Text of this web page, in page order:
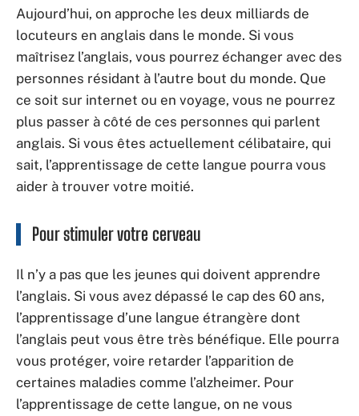
Aujourd’hui, on approche les deux milliards de
locuteurs en anglais dans le monde. Si vous
maîtrisez l’anglais, vous pourrez échanger avec des
personnes résidant à l’autre bout du monde. Que
ce soit sur internet ou en voyage, vous ne pourrez
plus passer à côté de ces personnes qui parlent
anglais. Si vous êtes actuellement célibataire, qui
sait, l’apprentissage de cette langue pourra vous
aider à trouver votre moitié.
Pour stimuler votre cerveau
Il n’y a pas que les jeunes qui doivent apprendre
l’anglais. Si vous avez dépassé le cap des 60 ans,
l’apprentissage d’une langue étrangère dont
l’anglais peut vous être très bénéfique. Elle pourra
vous protéger, voire retarder l’apparition de
certaines maladies comme l’alzheimer. Pour
l’apprentissage de cette langue, on ne vous